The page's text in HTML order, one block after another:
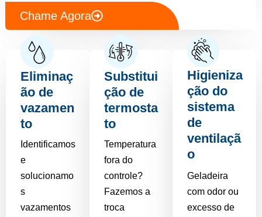
Chame Agora
Eliminaç
ão de
vazamen
to
Identificamos
e
solucionamo
s
vazamentos
Substitui
ção de
termosta
to
Temperatura
fora do
controle?
Fazemos a
troca
Higieniza
ção do
sistema
de
ventilaçã
o
Geladeira
com odor ou
excesso de